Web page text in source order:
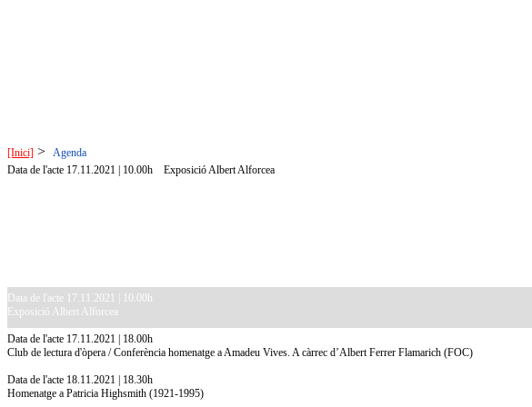
[Inici] > Agenda
Data de l'acte 17.11.2021 | 10.00h
Exposició Albert Alforcea
Data de l'acte 17.11.2021 | 10.00h
Exposició Albert Alforcea
Data de l'acte 17.11.2021 | 18.00h
Club de lectura d'òpera / Conferència homenatge a Amadeu Vives. A càrrec d’Albert Ferrer Flamarich (FOC)
Data de l'acte 18.11.2021 | 18.30h
Homenatge a Patricia Highsmith (1921-1995)